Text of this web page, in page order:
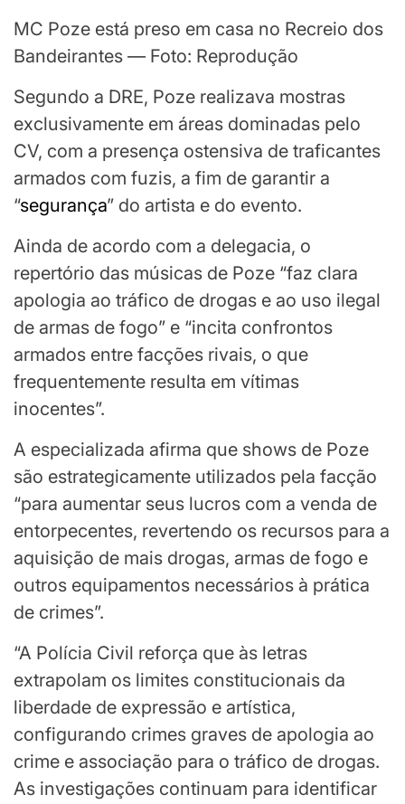
MC Poze está preso em casa no Recreio dos
Bandeirantes — Foto: Reprodução
Segundo a DRE, Poze realizava mostras
exclusivamente em áreas dominadas pelo
CV, com a presença ostensiva de traficantes
armados com fuzis, a fim de garantir a
“segurança” do artista e do evento.
Ainda de acordo com a delegacia, o
repertório das músicas de Poze “faz clara
apologia ao tráfico de drogas e ao uso ilegal
de armas de fogo” e “incita confrontos
armados entre facções rivais, o que
frequentemente resulta em vítimas
inocentes”.
A especializada afirma que shows de Poze
são estrategicamente utilizados pela facção
“para aumentar seus lucros com a venda de
entorpecentes, revertendo os recursos para a
aquisição de mais drogas, armas de fogo e
outros equipamentos necessários à prática
de crimes”.
“A Polícia Civil reforça que às letras
extrapolam os limites constitucionais da
liberdade de expressão e artística,
configurando crimes graves de apologia ao
crime e associação para o tráfico de drogas.
As investigações continuam para identificar